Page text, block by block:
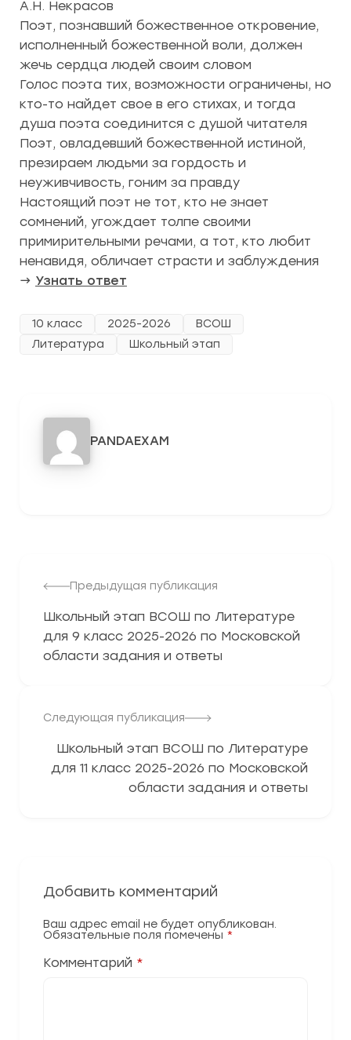
А.Н. Некрасов
Поэт, познавший божественное откровение,
исполненный божественной воли, должен
жечь сердца людей своим словом
Голос поэта тих, возможности ограничены, но
кто-то найдет свое в его стихах, и тогда
душа поэта соединится с душой читателя
Поэт, овладевший божественной истиной,
презираем людьми за гордость и
неуживчивость, гоним за правду
Настоящий поэт не тот, кто не знает
сомнений, угождает толпе своими
примирительными речами, а тот, кто любит
ненавидя, обличает страсти и заблуждения
→ Узнать ответ
10 класс 2025-2026
ВСОШ
Литература
Школьный этап
PANDAEXAM
Предыдущая публикация
Школьный этап ВСОШ по Литературе
для 9 класс 2025-2026 по Московской
области задания и ответы
Следующая публикация
Школьный этап ВСОШ по Литературе
для 11 класс 2025-2026 по Московской
области задания и ответы
Добавить комментарий
Ваш адрес email не будет опубликован.
Обязательные поля помечены *
Комментарий *